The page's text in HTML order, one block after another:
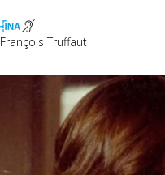
François Truffaut